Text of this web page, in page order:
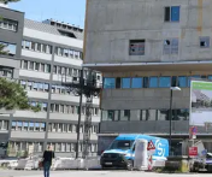
übernimmt Dr. Franz
Empfehlungen